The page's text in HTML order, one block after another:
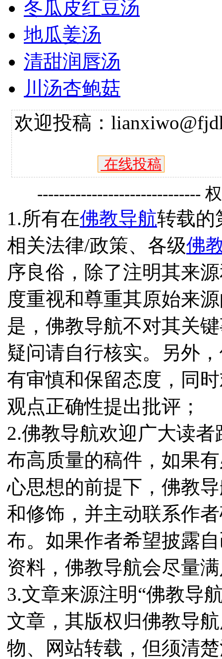
冬瓜皮红豆汤
地瓜姜汤
清甜润唇汤
川汤杏鲍菇
欢迎投稿：
在线投稿
------------------------------
1.所有在佛教导航转载的
相关法律/政策、各级佛
序良俗，除了注明其来
度重视和尊重其原始来
是，佛教导航不对其关
疑问请自行核实。另外
有审慎和保留态度，同
观点正确性提出批评；
2.佛教导航欢迎广大读
布高质量的稿件，如果
心思想的前提下，佛教
和修饰，并主动联系作
布。如果作者希望披露
资料，佛教导航会尽量
3.文章来源注明“佛教导
文章，其版权归佛教导
物、网站转载，但须清